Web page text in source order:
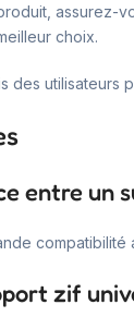
assurez-
choix.
des utilisateurs
entre un
zif